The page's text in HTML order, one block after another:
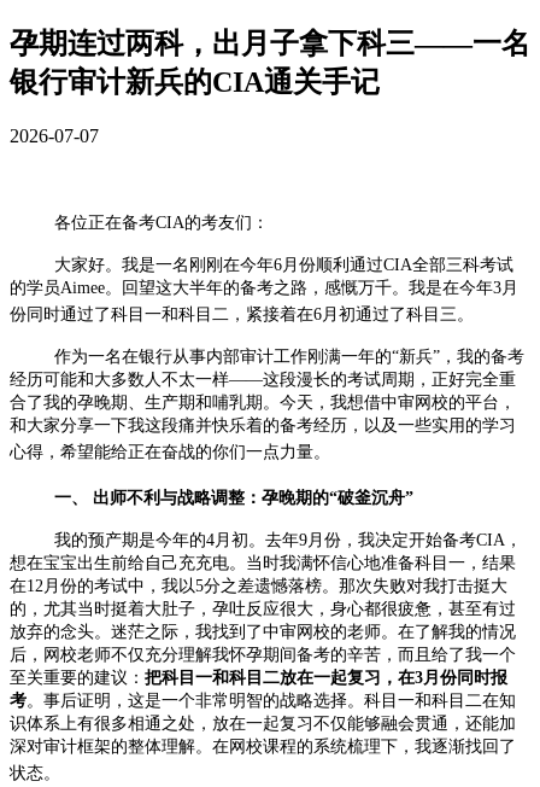
孕期连过两科，出月子拿下科三——一名
银行审计新兵的CIA通关手记
2026-07-07
各位正在备考CIA的考友们：
大家好。我是一名刚刚在今年6 月份顺利通过CIA全部三科考试
的学员Aimee。回望这大半年的备考之路，感慨万千。我是在今年3 月
份同时通过了科目一和科目二，紧接着在6 月初通过了科目三。
作为一名在银行从事内部审计工作刚满一年的“新兵”，我的备考
经历可能和大多数人不太一样——这段漫长的考试周期，正好完全重
合了我的孕晚期、生产期和哺乳期。今天，我想借中审网校的平台，
和大家分享一下我这段痛并快乐着的备考经历，以及一些实用的学习
心得，希望能给正在奋战的你们一点力量。
一、 出师不利与战略调整：孕晚期的“破釜沉舟”
我的预产期是今年的4 月初。去年9 月份，我决定开始备考CIA ，
想在宝宝出生前给自己充充电。当时我满怀信心地准备科目一，结果
在12 月份的考试中，我以5分之差遗憾落榜。那次失败对我打击挺大
的，尤其当时挺着大肚子，孕吐反应很大，身心都很疲惫，甚至有过
放弃的念头。迷茫之际，我找到了中审网校的老师。在了解我的情况
后，网校老师不仅充分理解我怀孕期间备考的辛苦，而且给了我一个
至关重要的建议： 把科目一和科目二放在一起复习，在3 月份同时报
考。事后证明，这是一个非常明智的战略选择。科目一和科目二在知
识体系上有很多相通之处，放在一起复习不仅能够融会贯通，还能加
深对审计框架的整体理解。在网校课程的系统梳理下，我逐渐找回了
状态。